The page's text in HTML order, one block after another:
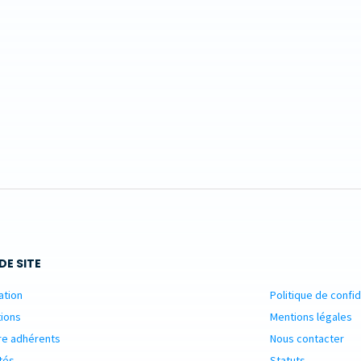
SITE
adhérents
Politique de
Mentions légales
Nous contacter